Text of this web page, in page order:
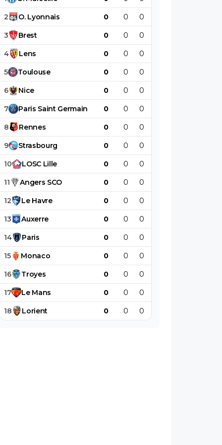
2 O. Lyonnais 0 0 0
3 Brest 0 0 0
4 Lens 0 0 0
5 Toulouse 0 0 0
6 Nice 0 0 0
7 Paris Saint Germain 0 0 0
8 Rennes 0 0 0
9 Strasbourg 0 0 0
10 LOSC Lille 0 0 0
11 Angers SCO 0 0 0
12 Le Havre 0 0 0
13 Auxerre 0 0 0
14 Paris 0 0 0
15 Monaco 0 0 0
16 Troyes 0 0 0
17 Le Mans 0 0 0
18 Lorient 0 0 0